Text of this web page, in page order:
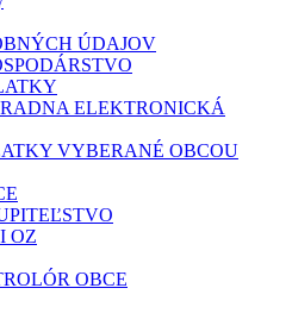
ÚDAJOV
ELEKTRONICKÁ
VYBERANÉ OBCOU
OZ
OBCE